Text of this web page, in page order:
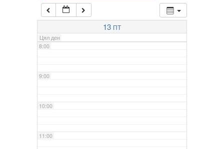
13 ПТ
Цял ден
7:00
8:00
9:00
10:00
11:00